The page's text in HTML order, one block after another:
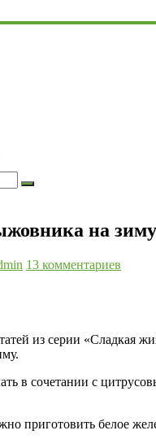
на
13 комментариев
из серии «Сладкая
в сочетании с
приготовить белое